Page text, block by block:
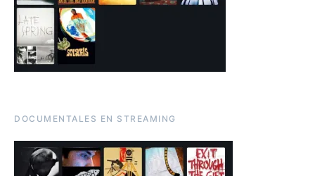
DOCUMENTALES EN STREAMING